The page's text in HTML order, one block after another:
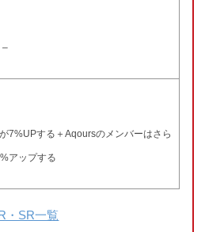
–
7%UPする＋Aqoursのメンバーはさら
アップする
・SR一覧